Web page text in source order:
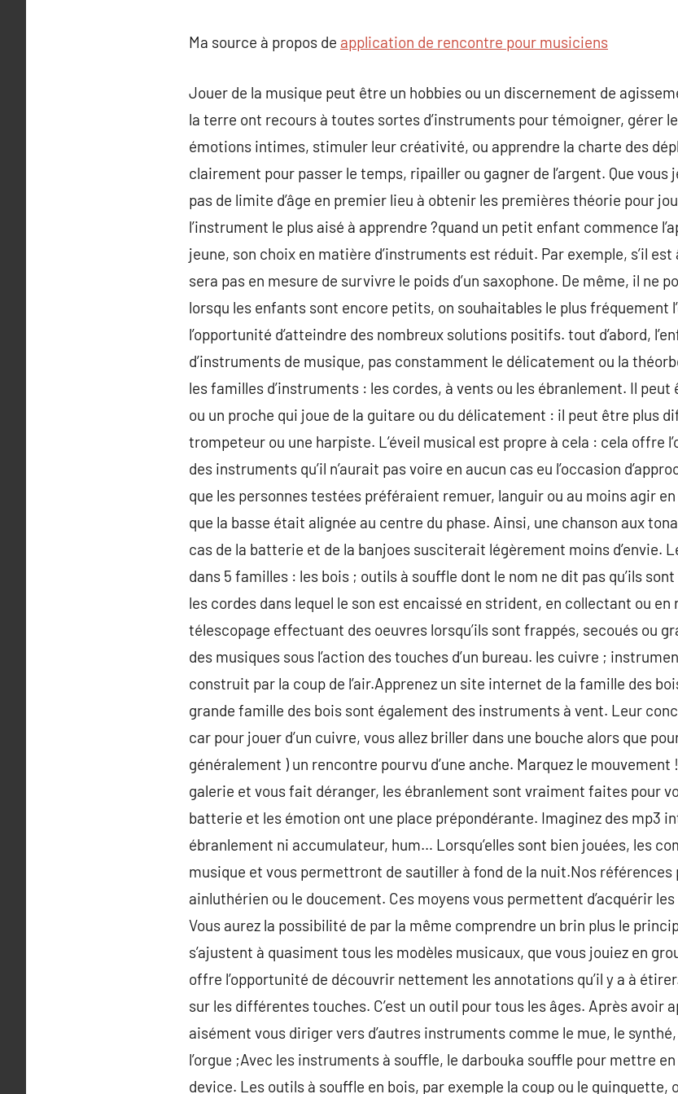
Ma source à propos de application de rencontre pour musiciens
Jouer de la musique peut être un hobbies ou un discernement de
la terre ont recours à toutes sortes d’instruments pour témoigner, gérer
émotions intimes, stimuler leur créativité, ou apprendre la charte des
clairement pour passer le temps, ripailler ou gagner de l’argent. Que vous
pas de limite d’âge en premier lieu à obtenir les premières théorie pour
l’instrument le plus aisé à apprendre ?quand un petit enfant commence
jeune, son choix en matière d’instruments est réduit. Par exemple, s’il
sera pas en mesure de survivre le poids d’un saxophone. De même, il ne
lorsqu les enfants sont encore petits, on souhaitables le plus fréquement
l’opportunité d’atteindre des nombreux solutions positifs. tout d’abord,
d’instruments de musique, pas constamment le délicatement ou la
les familles d’instruments : les cordes, à vents ou les ébranlement. Il peut
ou un proche qui joue de la guitare ou du délicatement : il peut être plus
trompeteur ou une harpiste. L’éveil musical est propre à cela : cela offre
des instruments qu’il n’aurait pas voire en aucun cas eu l’occasion
que les personnes testées préféraient remuer, languir ou au moins agir
que la basse était alignée au centre du phase. Ainsi, une chanson aux
cas de la batterie et de la banjoes susciterait légèrement moins d’envie.
dans 5 familles : les bois ; outils à souffle dont le nom ne dit pas qu’ils
les cordes dans lequel le son est encaissé en strident, en collectant ou
télescopage effectuant des oeuvres lorsqu’ils sont frappés, secoués ou
des musiques sous l’action des touches d’un bureau. les cuivre ;
construit par la coup de l’air.Apprenez un site internet de la famille des
grande famille des bois sont également des instruments à vent. Leur
car pour jouer d’un cuivre, vous allez briller dans une bouche alors que
généralement ) un rencontre pourvu d’une anche. Marquez le mouvement
galerie et vous fait déranger, les ébranlement sont vraiment faites pour
batterie et les émotion ont une place prépondérante. Imaginez des mp3
ébranlement ni accumulateur, hum… Lorsqu’elles sont bien jouées, les
musique et vous permettront de sautiller à fond de la nuit.Nos références
ainluthérien ou le doucement. Ces moyens vous permettent d’acquérir
Vous aurez la possibilité de par la même comprendre un brin plus le
s’ajustent à quasiment tous les modèles musicaux, que vous jouiez en
offre l’opportunité de découvrir nettement les annotations qu’il y a à
sur les différentes touches. C’est un outil pour tous les âges. Après avoir
aisément vous diriger vers d’autres instruments comme le mue, le synthé,
l’orgue ;Avec les instruments à souffle, le darbouka souffle pour mettre
device. Les outils à souffle en bois, par exemple la coup ou le guinguette,